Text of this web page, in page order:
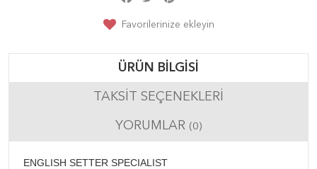
Favorilerinize ekleyin
ÜRÜN BILGISI
TAKSIT SEÇENEKLERI
YORUMLAR (0)
ENGLISH SETTER SPECIALIST